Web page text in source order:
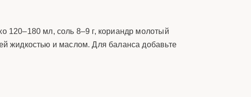
120–180 мл, соль 8–9 г, кориандр молотый
жидкостью и маслом. Для баланса добавьте